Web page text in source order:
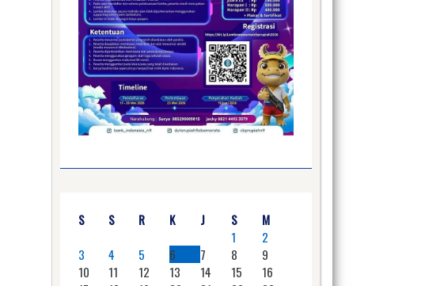
S S R K J S
M
1
2
3
4 5 6 7 8
9
10
11 12 13 14 15
16